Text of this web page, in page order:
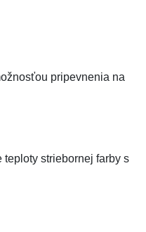
pripevnenia na
teploty striebornej farby s